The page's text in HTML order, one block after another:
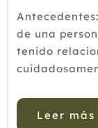
de una
tenido
todo el
gener...
Leer más